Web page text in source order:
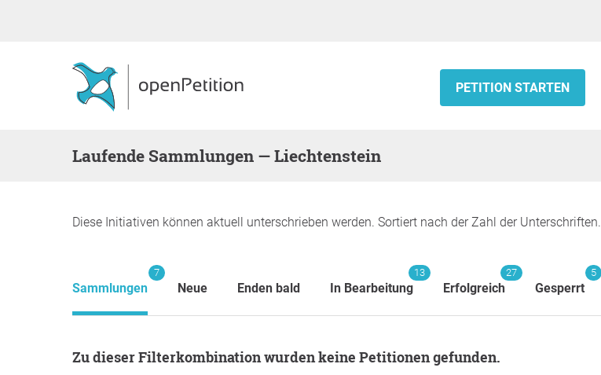
PETITION STARTEN
Laufende Sammlungen — Liechtenstein
Diese Initiativen können aktuell unterschrieben werden. Sortiert nach der Zahl der Unterschriften.
Sammlungen
7
Neue Enden bald In Bearbeitung
13
Erfolgreich
27
Gesperrt
5
Zu dieser Filterkombination wurden keine Petitionen gefunden.